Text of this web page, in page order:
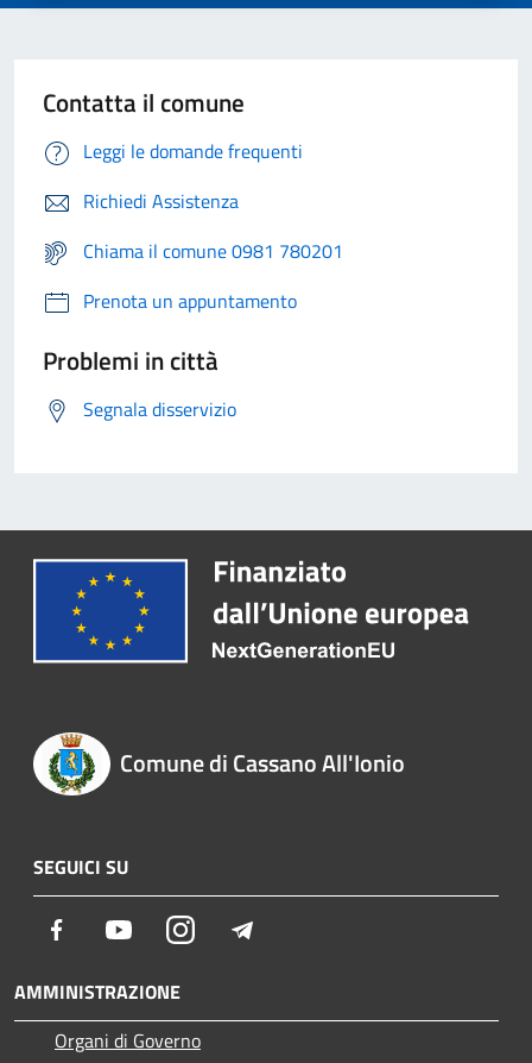
Contatta il comune
Leggi le domande frequenti
Richiedi Assistenza
Chiama il comune 0981 780201
Prenota un appuntamento
Problemi in città
Segnala disservizio
Comune di Cassano All'Ionio
SEGUICI SU
Facebook YoutubeInstagram
AMMINISTRAZIONE
Organi di Governo